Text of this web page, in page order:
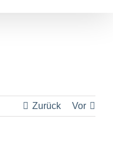
Zurück Vor